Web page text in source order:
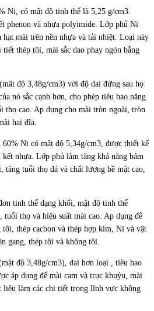
Ni, có mật độ tinh thể là 5,25 g/cm3.
phenon và nhựa polyimide. Lớp phủ Ni
hạt mài trên nền nhựa và tải nhiệt. Loại này
thép tôi, mài sắc dao phay ngón bằng
độ 3,48g/cm3) với độ dai đứng sau họ
nó sắc cạnh hơn, cho phép tiêu hao năng
cao. Ap dụng cho mài tròn ngoài, tròn
hai đĩa.
Ni có mât độ 5,34g/cm3, được thiết kế
nhựa. Lớp phủ làm tăng khả năng bám
tăng tuổi thọ đá và chất lượng bề mặt cao,
tinh thể dạng khối, mật độ tinh thể
tuổi thọ và hiệu suất mài cao. Ap dụng để
thép cacbon và thép hợp kim, Ni và vật
gang, thép tôi và không tôi.
độ 3,48g/cm3), dai hơn loại , tiêu hao
áp dụng để mài cam và trục khuỷu, mài
liệu làm các chi tiết trong lĩnh vực không